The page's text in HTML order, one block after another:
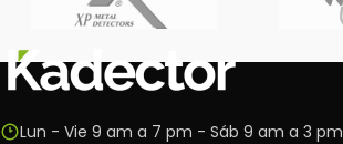
Lun - Vie 9 am a 7 pm - Sáb 9 am a 3 pm